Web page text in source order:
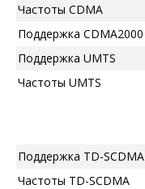
Частоты CDMA
Поддержка CDMA2000
Поддержка UMTS
Частоты UMTS
Поддержка TD-SCDMA
Частоты TD-SCDMA